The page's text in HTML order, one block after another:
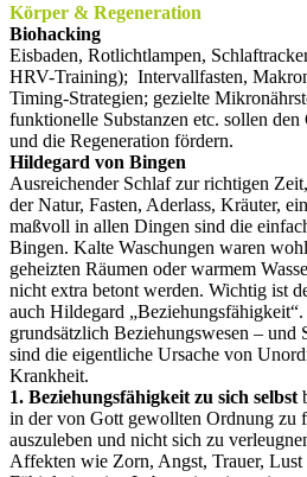
Körper & Regeneration
Biohacking
Eisbaden, Rotlichtlampen,
HRV-Training); Intervallfasten,
Timing-Strategien; gezielte
funktionelle Substanzen etc. sollen den
und die Regeneration fördern.
Hildegard von Bingen
Ausreichender Schlaf zur richtigen
der Natur, Fasten, Aderlass, Kräuter,
maßvoll in allen Dingen sind die
Bingen. Kalte Waschungen waren
geheizten Räumen oder warmem
nicht extra betont werden. Wichtig ist
auch Hildegard
grundsätzlich Beziehungswesen – und
sind die eigentliche Ursache von
Krankheit.
1. Beziehungsfähigkeit zu sich selbst
in der von Gott gewollten Ordnung zu
auszuleben und nicht sich zu
Affekten wie Zorn, Angst, Trauer, Lust